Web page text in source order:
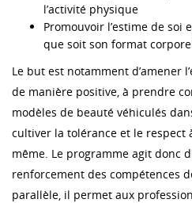
l’activité physique
Promouvoir l’estime de soi
que soit son format
Le but est notamment d’amener
de manière positive, à prendre
modèles de beauté véhiculés
cultiver la tolérance et le respect
même. Le programme agit donc
renforcement des compétences
parallèle, il permet aux